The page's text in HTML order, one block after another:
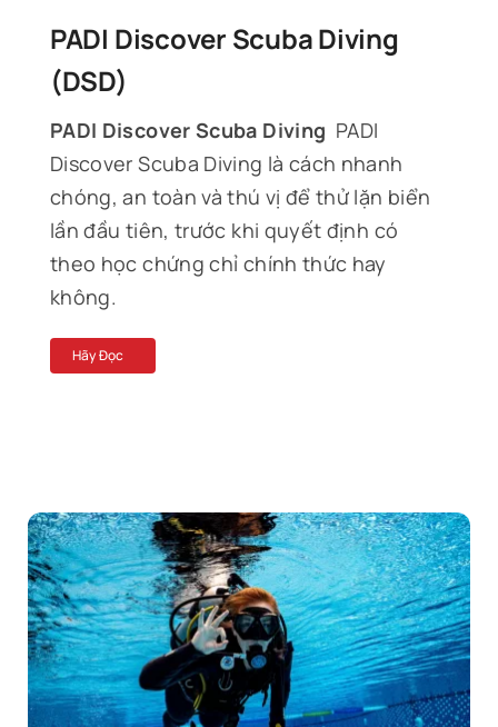
PADI Discover Scuba Diving
(DSD)
PADI Discover Scuba Diving PADI
Discover Scuba Diving là cách nhanh
chóng, an toàn và thú vị để thử lặn biển
lần đầu tiên, trước khi quyết định có
theo học chứng chỉ chính thức hay
không.
Hãy Đọc